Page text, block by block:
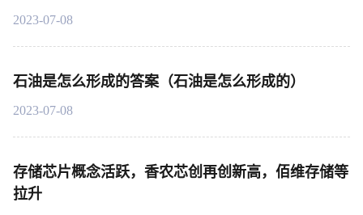
2023-07-08
石油是怎么形成的答案（石油是怎么形成的）
2023-07-08
存储芯片概念活跃，香农芯创再创新高，佰维存储等
拉升